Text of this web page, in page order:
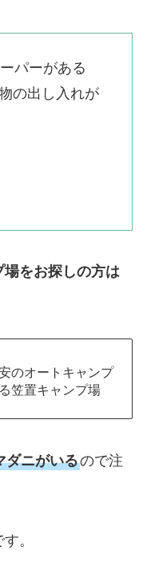
パーがある
の出し入れが
をお探しの方は
のオートキャンプ
笠置キャンプ場
ダニがいるので注
。